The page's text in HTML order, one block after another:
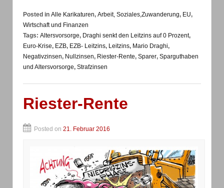
Posted in Alle Karikaturen, Arbeit, Soziales,Zuwanderung, EU,
Wirtschaft und Finanzen
Tags: Altersvorsorge, Draghi senkt den Leitzins auf 0 Prozent,
Euro-Krise, EZB, EZB- Leitzins, Leitzins, Mario Draghi,
Negativzinsen, Nullzinsen, Riester-Rente, Sparer, Sparguthaben
und Altersvorsorge, Strafzinsen
Riester-Rente
Posted on 21. Februar 2016